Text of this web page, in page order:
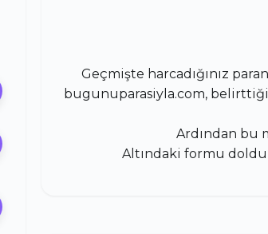
Geçmişte harcadığınız
bugunuparasiyla.com,
Ardından bu
Altındaki formu